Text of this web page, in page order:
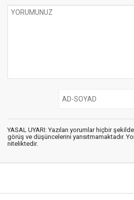
YASAL UYARI: Yazılan yorumlar hiçbir
görüş ve düşüncelerini yansıtmamaktadır.
niteliktedir.